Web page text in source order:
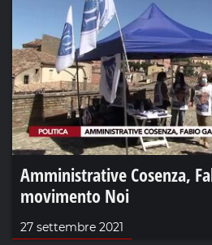
Amministrative Cosenza,
movimento Noi
27 settembre 2021